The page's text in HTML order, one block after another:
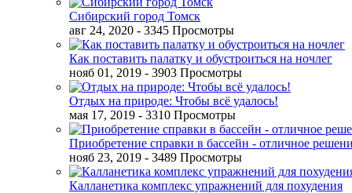
Сибирский город Томск
авг 24, 2020 - 3345 Просмотры
Как поставить палатку и обустроиться на ночлег
нояб 01, 2019 - 3903 Просмотры
Отдых на природе: Чтобы всё удалось!
мая 17, 2019 - 3310 Просмотры
Приобретение справки в бассейн - отличное
нояб 23, 2019 - 3489 Просмотры
Калланетика комплекс упражнений для похудения